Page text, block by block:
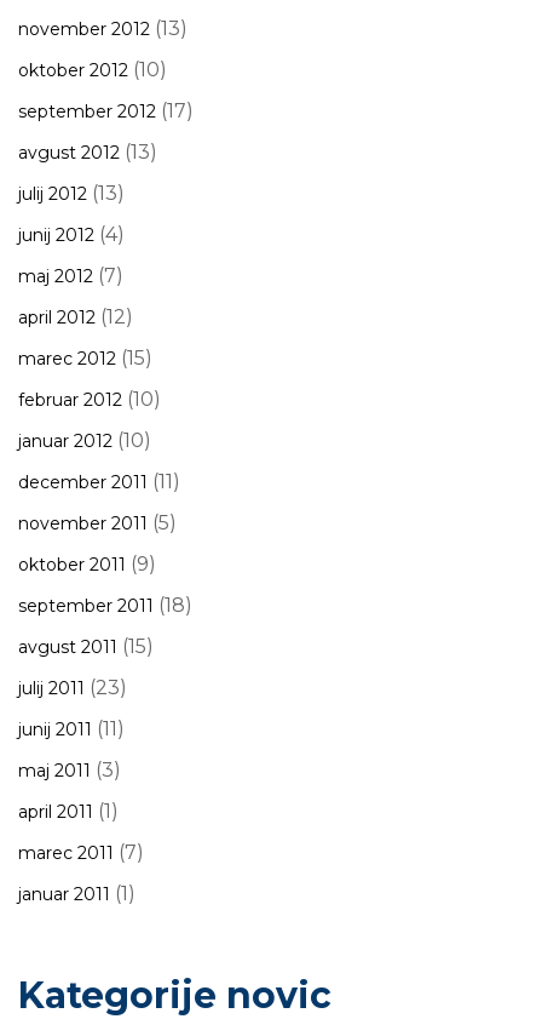
november 2012 (13)
oktober 2012 (10)
september 2012 (17)
avgust 2012 (13)
julij 2012 (13)
junij 2012 (4)
maj 2012 (7)
april 2012 (12)
marec 2012 (15)
februar 2012 (10)
januar 2012 (10)
december 2011 (11)
november 2011 (5)
oktober 2011 (9)
september 2011 (18)
avgust 2011 (15)
julij 2011 (23)
junij 2011 (11)
maj 2011 (3)
april 2011 (1)
marec 2011 (7)
januar 2011 (1)
Kategorije novic